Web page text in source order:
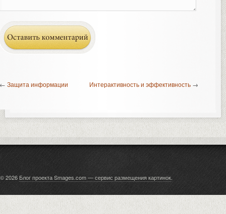
Защита информации Интерактивность и эффективность →
© 2026 Блог проекта Smages.com — сервис размещения картинок.